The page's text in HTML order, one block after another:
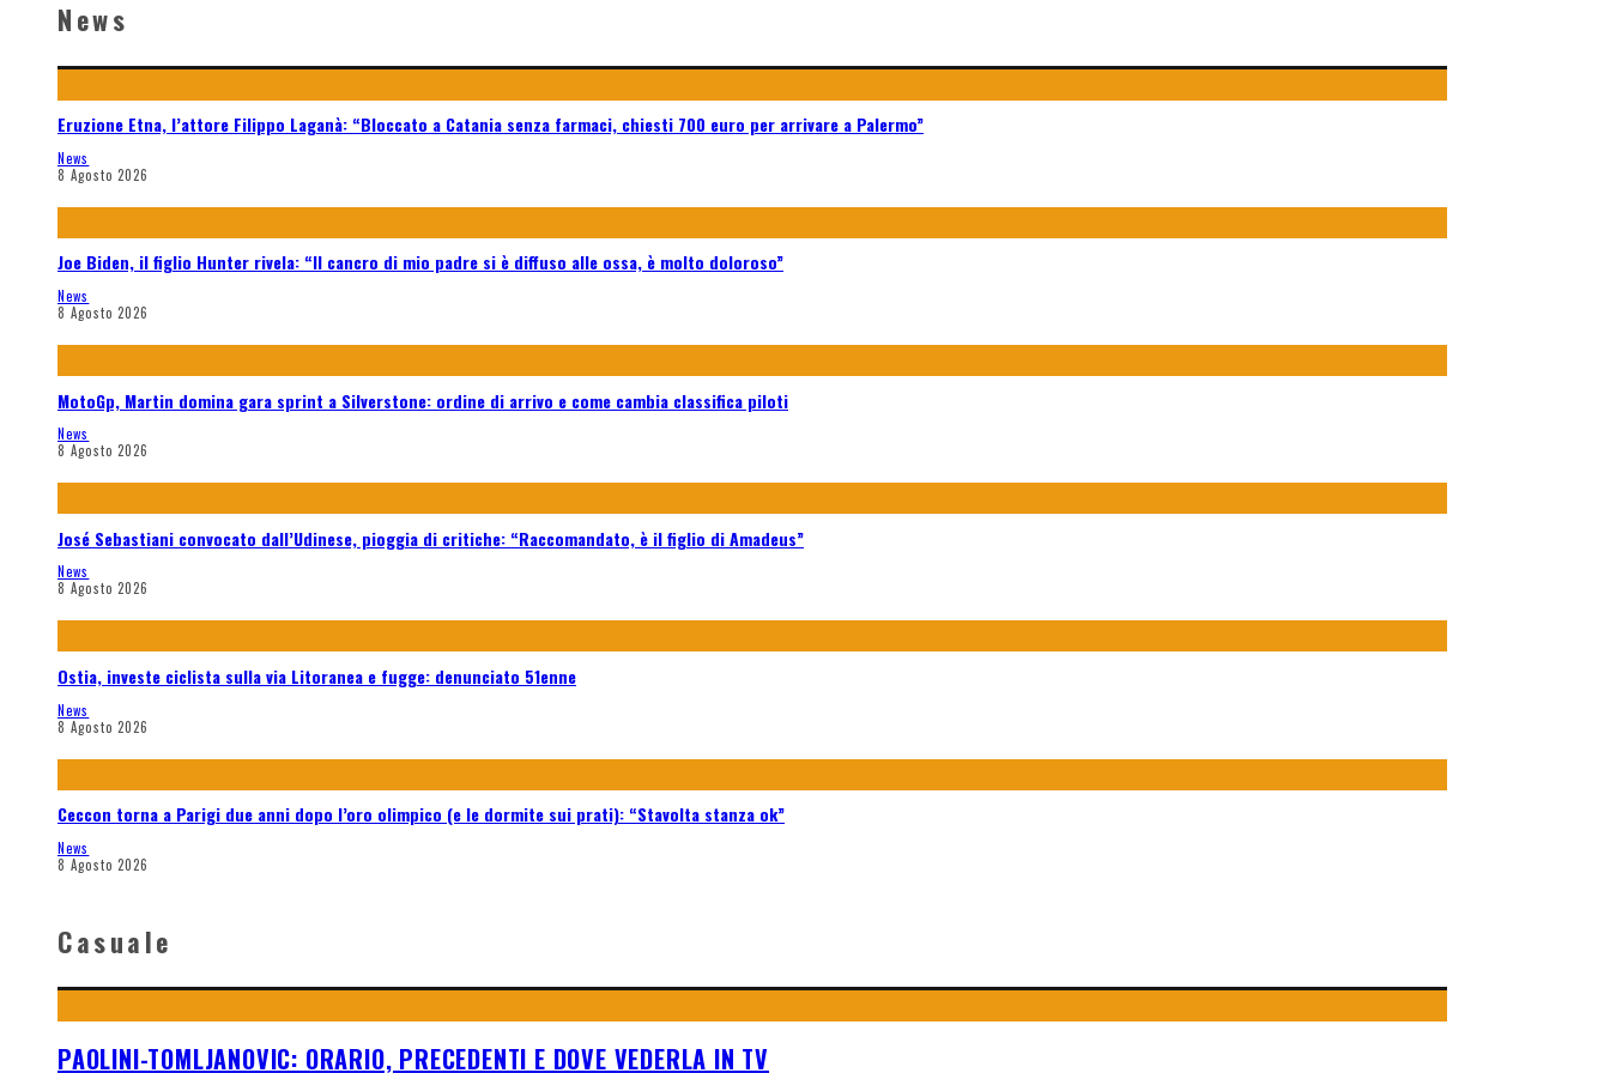
News
Eruzione Etna, l’attore Filippo Laganà: “Bloccato a Catania senza farmaci, chiesti 700 euro per arrivare a Palermo”
News
8 Agosto 2026
Joe Biden, il figlio Hunter rivela: “Il cancro di mio padre si è diffuso alle ossa, è molto doloroso”
News
8 Agosto 2026
MotoGp, Martin domina gara sprint a Silverstone: ordine di arrivo e come cambia classifica piloti
News
8 Agosto 2026
José Sebastiani convocato dall’Udinese, pioggia di critiche: “Raccomandato, è il figlio di Amadeus”
News
8 Agosto 2026
Ostia, investe ciclista sulla via Litoranea e fugge: denunciato 51enne
News
8 Agosto 2026
Ceccon torna a Parigi due anni dopo l’oro olimpico (e le dormite sui prati): “Stavolta stanza ok”
News
8 Agosto 2026
Casuale
PAOLINI-TOMLJANOVIC: ORARIO, PRECEDENTI E DOVE VEDERLA IN TV